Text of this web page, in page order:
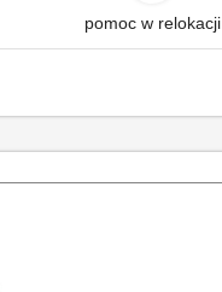
pomoc w relokacji